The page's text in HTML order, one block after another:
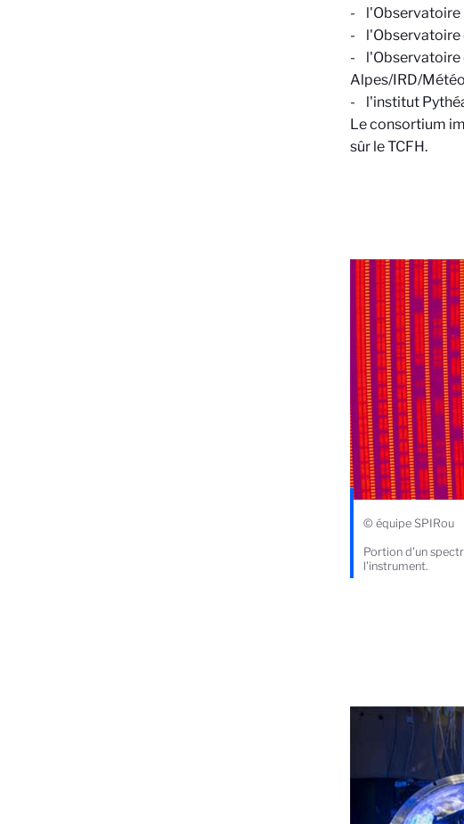
- l'Observatoire
- l'Observatoire
- l'Observatoire
Alpes/IRD/
- l'institut
Le consortium
sûr le TCFH.
© équipe SPIRou
Portion d'un
l'instrument.